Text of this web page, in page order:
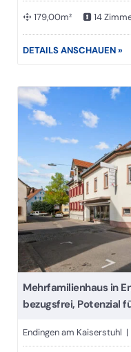
179,00m² 14
DETAILS ANSCHAUEN »
Mehrfamilienhaus in
bezugsfrei, Potenzial
Endingen am Kaiserstuhl